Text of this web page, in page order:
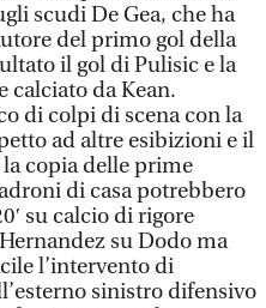
scudi De Gea, che ha
del primo gol della
il gol di Pulisic e la
calciato da Kean.
di colpi di scena con la
ad altre esibizioni e il
copia delle prime
di casa potrebbero
su calcio di rigore
su Dodo ma
l’intervento di
sinistro difensivo